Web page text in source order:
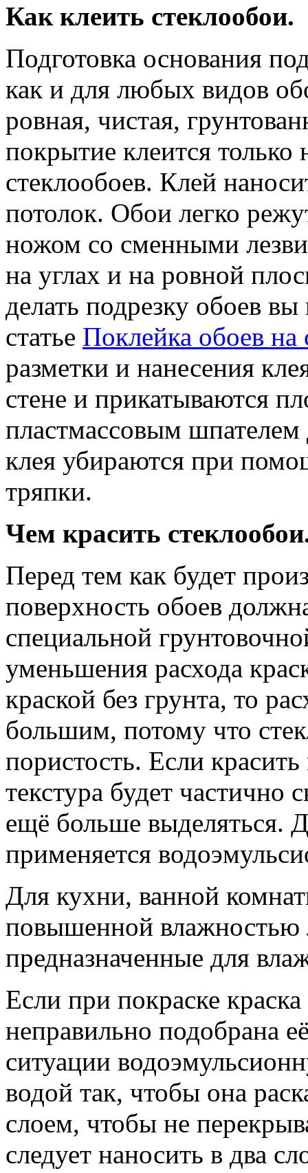
Как клеить стеклообои.
Подготовка основания
как и для любых видов
ровная, чистая,
покрытие клеится
стеклообоев. Клей
потолок. Обои легко
ножом со сменными
на углах и на ровной
делать подрезку обоев
статье Поклейка обоев на
разметки и нанесения
стене и прикатываются
пластмассовым
клея убираются при
тряпки.
Чем красить
Перед тем как будет
поверхность обоев
специальной
уменьшения расхода
краской без грунта, то
большим, потому что
пористость. Если
текстура будет частично
ещё больше выделяться.
применяется
Для кухни, ванной
повышенной влажностью
предназначенные для
Если при покраске
неправильно подобрана
ситуации
водой так, чтобы она
слоем, чтобы не
следует наносить в два